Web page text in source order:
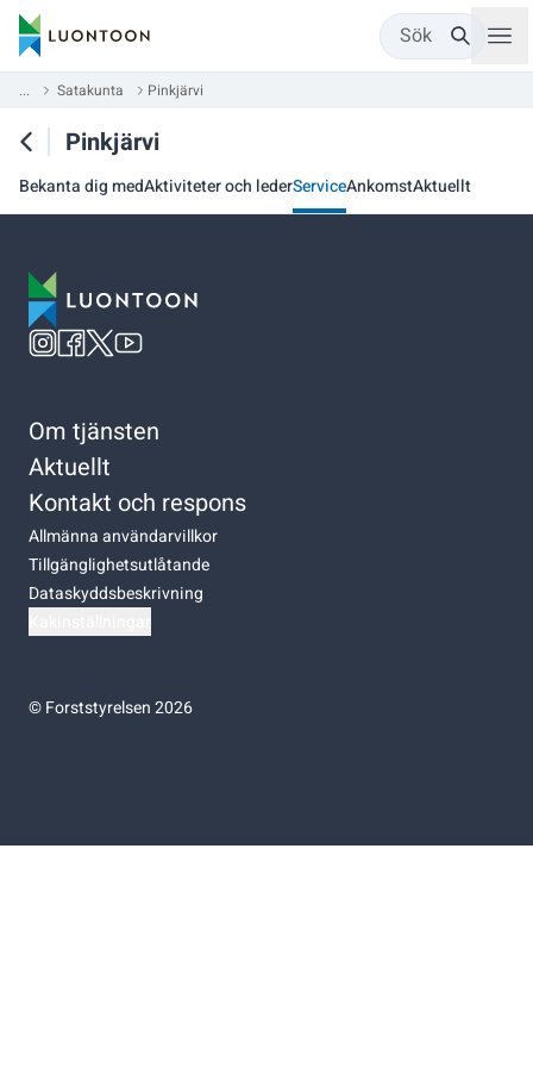
Sök
... Satakunta Pinkjärvi
Pinkjärvi
Bekanta dig medAktiviteter och lederServiceAnkomstAktuellt
Om tjänsten
Aktuellt
Kontakt och respons
Allmänna användarvillkor
Tillgänglighetsutlåtande
Dataskyddsbeskrivning
©Forststyrelsen 2026